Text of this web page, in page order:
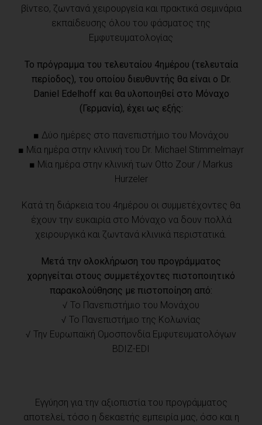
βίντεο, ζωντανά χειρουργεία και πρακτικά σεμινάρια
εκπαίδευσης όλου του φάσματος της
Εμφυτευματολογίας
Το πρόγραμμα του τελευταίου 4ημέρου (τελευταία
περίοδος), του οποίου διευθυντής θα είναι ο Dr.
Daniel Edelhoff και θα υλοποιηθεί στο Μόναχο
(Γερμανία), έχει ως εξής:
■ Δύο ημέρες στο πανεπιστήμιο του Μονάχου
■ Μία ημέρα στην κλινική του Dr. Michael Stimmelmayr
■ Μία ημέρα στην κλινική των Otto Zour / Markus
Hurzeler
Κατά τη διάρκεια του 4ημέρου οι συμμετέχοντες θα
έχουν την ευκαιρία στο Μόναχο να δουν πολλά
χειρουργικά και ζωντανά κλινικά περιστατικά.
Μετά την ολοκλήρωση του προγράμματος
χορηγείται στους συμμετέχοντες πιστοποιητικό
παρακολούθησης με πιστοποίηση από:
√ Το Πανεπιστήμιο του Μονάχου
√ Το Πανεπιστήμιο της Κολωνίας
√ Την Ευρωπαϊκή Ομοσπονδία Εμφυτευματολόγων
BDIZ-EDI
Εγγύηση για την αξιοπιστία του προγράμματος
αποτελεί, τόσο η δεκαετής εμπειρία μας, όσο και η